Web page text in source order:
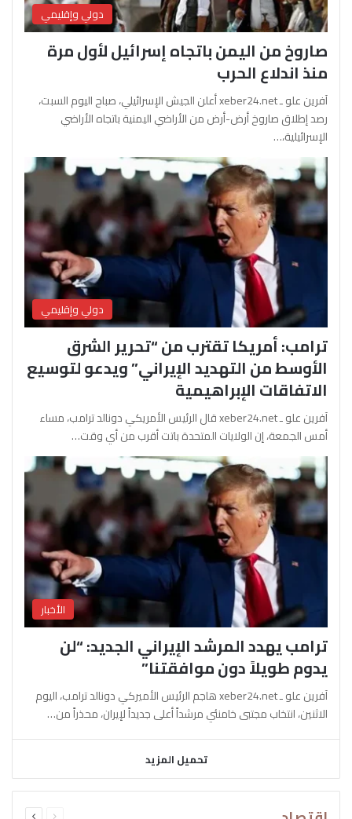
دولي وإقليمي
صاروخ من اليمن باتجاه إسرائيل لأول مرة
منذ اندلاع الحرب
آفرين علو ـ xeber24.net أعلن الجيش الإسرائيلي، صباح اليوم السبت،
رصد إطلاق صاروخ أرض-أرض من الأراضي اليمنية باتجاه الأراضي
الإسرائيلية،…
دولي وإقليمي
ترامب: أمريكا تقترب من “تحرير الشرق
الأوسط من التهديد الإيراني” ويدعو لتوسيع
الاتفاقات الإبراهيمية
آفرين علو ـ xeber24.net قال الرئيس الأمريكي دونالد ترامب، مساء
أمس الجمعة، إن الولايات المتحدة باتت أقرب من أي وقت…
الأخبار
ترامب يهدد المرشد الإيراني الجديد: “لن
يدوم طويلاً دون موافقتنا”
آفرين علو ـ xeber24.net هاجم الرئيس الأميركي دونالد ترامب، اليوم
الاثنين، انتخاب مجتبى خامنئي مرشداً أعلى جديداً لإيران، محذراً من…
تحميل المزيد